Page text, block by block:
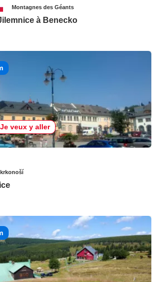
Montagnes des Géants
à Benecko
Je veux y aller